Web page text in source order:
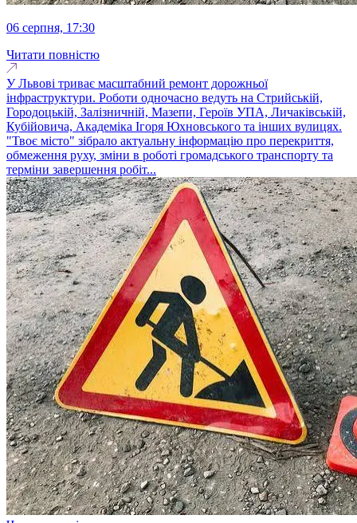
06 серпня, 17:30
Читати повністю
У Львові триває масштабний ремонт дорожньої
інфраструктури. Роботи одночасно ведуть на Стрийській,
Городоцькій, Залізничній, Мазепи, Героїв УПА, Личаківській,
Кубійовича, Академіка Ігоря Юхновського та інших вулицях.
"Твоє місто" зібрало актуальну інформацію про перекриття,
обмеження руху, зміни в роботі громадського транспорту та
терміни завершення робіт...